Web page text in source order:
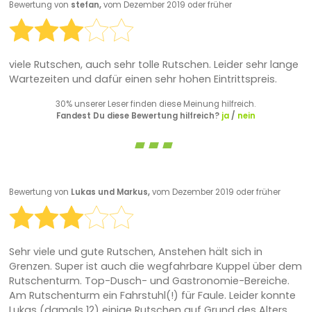
Bewertung von stefan,vom Dezember 2019 oder früher
viele Rutschen, auch sehr tolle Rutschen. Leider sehr lange
Wartezeiten und dafür einen sehr hohen Eintrittspreis.
30% unserer Leser finden diese Meinung hilfreich.
Fandest Du diese Bewertung hilfreich? ja/ nein
Bewertung von Lukas und Markus,vom Dezember 2019 oder früher
Sehr viele und gute Rutschen, Anstehen hält sich in
Grenzen. Super ist auch die wegfahrbare Kuppel über dem
Rutschenturm. Top-Dusch- und Gastronomie-Bereiche.
Am Rutschenturm ein Fahrstuhl(!) für Faule. Leider konnte